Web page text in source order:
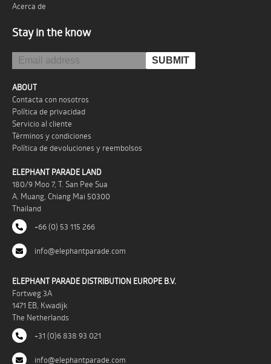
Acerca de
Stay in the know
ABOUT
Contacta con nosotros
Política de privacidad
Servicio al cliente
Términos y condiciones
Política de devoluciones y reembolsos
ELEPHANT PARADE LAND
180/9 Moo 7, T. San Pee Sua
A. Muang, Chiang Mai 50300
Thailand
+66 (0) 53 115 266
info@elephantparade.com
ELEPHANT PARADE DISTRIBUTION EUROPE B.V.
Fortweg 3A
1471 EB, Kwadijk
The Netherlands
+31 (0)6 838 93 021
info@elephantparade.com